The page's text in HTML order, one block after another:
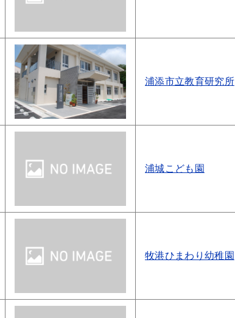
浦添市立教育研究所
浦城こども園
牧港ひまわり幼稚園